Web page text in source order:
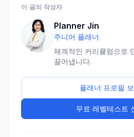
이 글의 작성자
Planner Jin
주니어 플래너
체계적인 커리큘럼으로
끌어냅니다.
플래너 프로필
무료 레벨테스트